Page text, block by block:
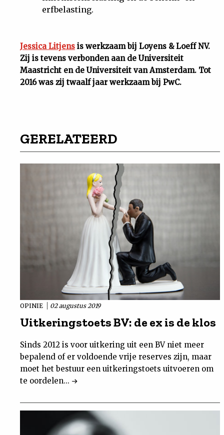
erfbelasting.
Jessica Litjens is werkzaam bij Loyens & Loeff NV.
Zij is tevens verbonden aan de Universiteit
Maastricht en de Universiteit van Amsterdam. Tot
2016 was zij twaalf jaar werkzaam bij PwC.
GERELATEERD
OPINIE 02 augustus 2019
Uitkeringstoets BV: de ex is de klos
Sinds 2012 is voor uitkering uit een BV niet meer
bepalend of er voldoende vrije reserves zijn, maar
moet het bestuur een uitkeringstoets uitvoeren om
te oordelen...